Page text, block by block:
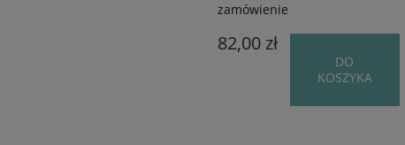
zamówienie
82,00 zł
DO
KOSZYKA